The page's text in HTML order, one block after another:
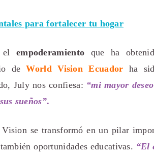
para fortalecer tu hogar
el empoderamiento que ha
deWorld Vision Ecuador ha
July nos confiesa: “mi mayor
sueños”.
se transformó en un pilar
oportunidades educativas. “El